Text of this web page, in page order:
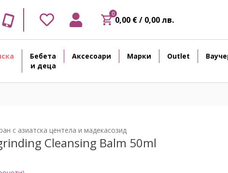
0
0,00 € / 0,00 лв.
Бебета
и деца
Аксесоари Марки Outlet
с азиатска центела и мадекасозид
Cleansing Balm 50ml